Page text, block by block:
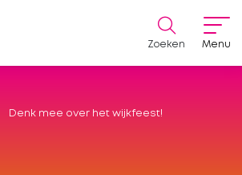
Menu
Zoeken
Denk mee over het wijkfeest!